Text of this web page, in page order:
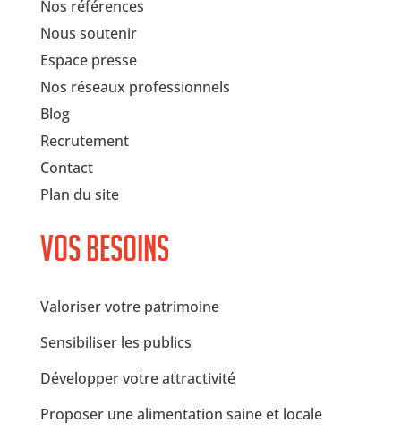
Nos références
Nous soutenir
Espace presse
Nos réseaux professionnels
Blog
Recrutement
Contact
Plan du site
Vos besoins
Valoriser votre patrimoine
Sensibiliser les publics
Développer votre attractivité
Proposer une alimentation saine et locale